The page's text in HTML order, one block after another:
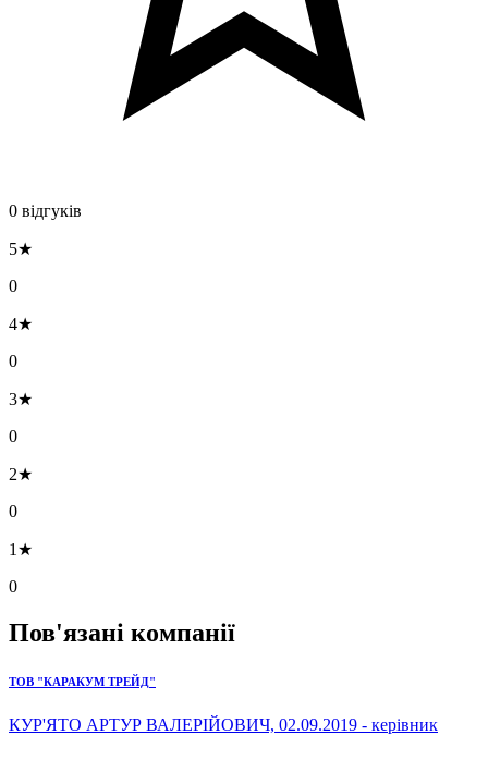
0 відгуків
5★
0
4★
0
3★
0
2★
0
1★
0
Пов'язані компанії
ТОВ "КАРАКУМ ТРЕЙД"
КУР'ЯТО АРТУР ВАЛЕРІЙОВИЧ, 02.09.2019 - керівник